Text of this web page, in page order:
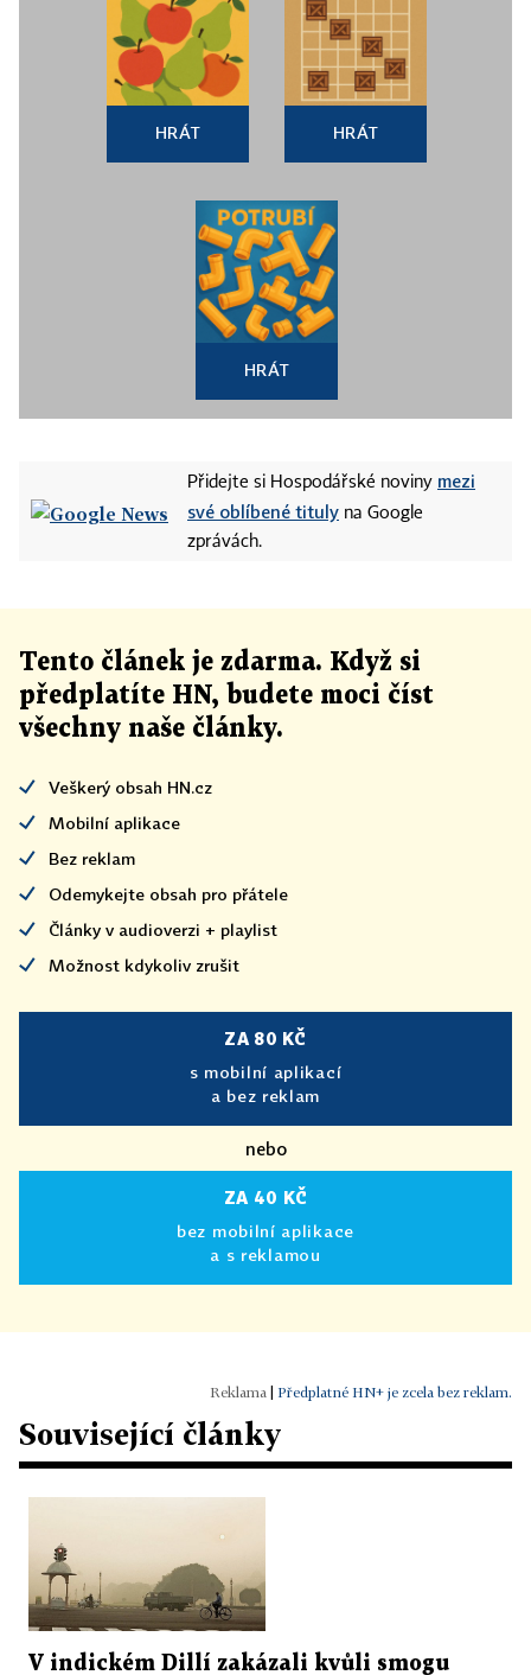
HRÁT HRÁT
HRÁT
Přidejte si Hospodářské noviny mezi
své oblíbené tituly na Google
zprávách.
Tento článek je zdarma. Když si
předplatíte HN, budete moci číst
všechny naše články.
Veškerý obsah HN.cz
Mobilní aplikace
Bez reklam
Odemykejte obsah pro přátele
Články v audioverzi + playlist
Možnost kdykoliv zrušit
ZA 80 KČ
s mobilní aplikací
a bez reklam
nebo
ZA 40 KČ
bez mobilní aplikace
a s reklamou
Předplatné HN+ je zcela bez reklam.
Související články
V indickém Dillí zakázali kvůli smogu